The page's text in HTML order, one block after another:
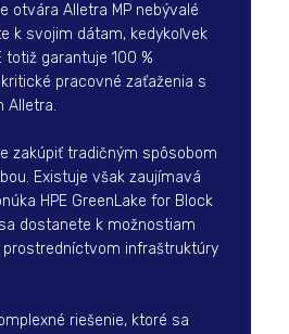
otvára Alletra MP nebývalé
k svojim dátam, kedykoľvek
totiž garantuje 100 %
pracovné zaťaženia s
Alletra.
zakúpiť tradičným spôsobom
Existuje však zaujímavá
HPE GreenLake for Block
dostanete k možnostiam
prostredníctvom infraštruktúry
riešenie, ktoré sa